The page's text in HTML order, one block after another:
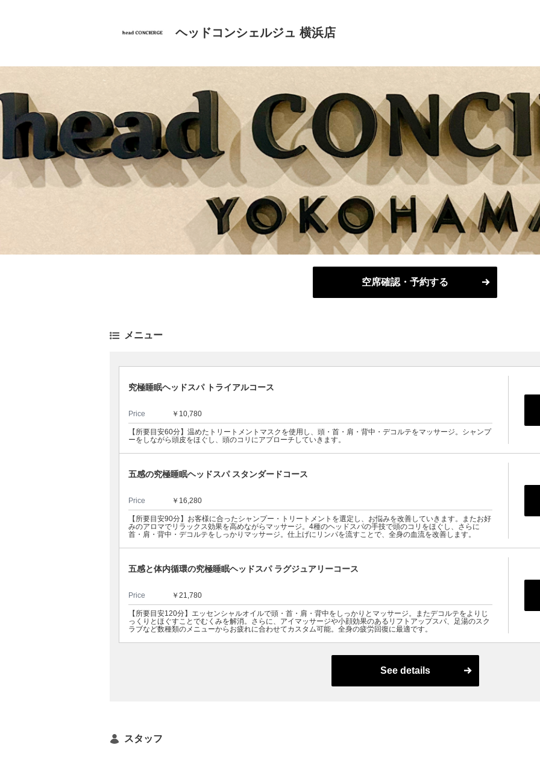
ヘッドコンシェルジュ 横浜店
空席確認・予約する
メニュー
究極睡眠ヘッドスパ トライアルコース
Price ￥10,780
【所要目安60分】温めたトリートメントマスクを使用し、頭・首・肩・背中・デコルテをマッサージ。シャンプ
ーをしながら頭皮をほぐし、頭のコリにアプローチしていきます。
五感の究極睡眠ヘッドスパ スタンダードコース
Price ￥16,280
【所要目安90分】お客様に合ったシャンプー・トリートメントを選定し、お悩みを改善していきます。またお好
みのアロマでリラックス効果を高めながらマッサージ。4種のヘッドスパの手技で頭のコリをほぐし、さらに
首・肩・背中・デコルテをしっかりマッサージ。仕上げにリンパを流すことで、全身の血流を改善します。
五感と体内循環の究極睡眠ヘッドスパ ラグジュアリーコース
Price ￥21,780
【所要目安120分】エッセンシャルオイルで頭・首・肩・背中をしっかりとマッサージ。またデコルテをよりじ
っくりとほぐすことでむくみを解消。さらに、アイマッサージや小顔効果のあるリフトアップスパ、足湯のスク
ラブなど数種類のメニューからお疲れに合わせてカスタム可能。全身の疲労回復に最適です。
See details
スタッフ